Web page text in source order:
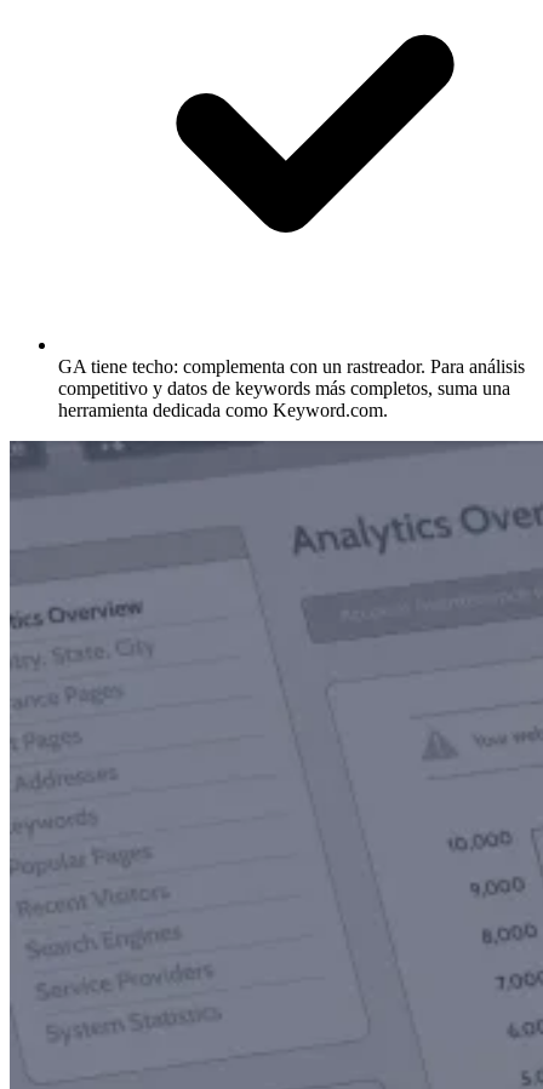
GA tiene techo: complementa con un rastreador. Para análisis
competitivo y datos de keywords más completos, suma una
herramienta dedicada como Keyword.com.